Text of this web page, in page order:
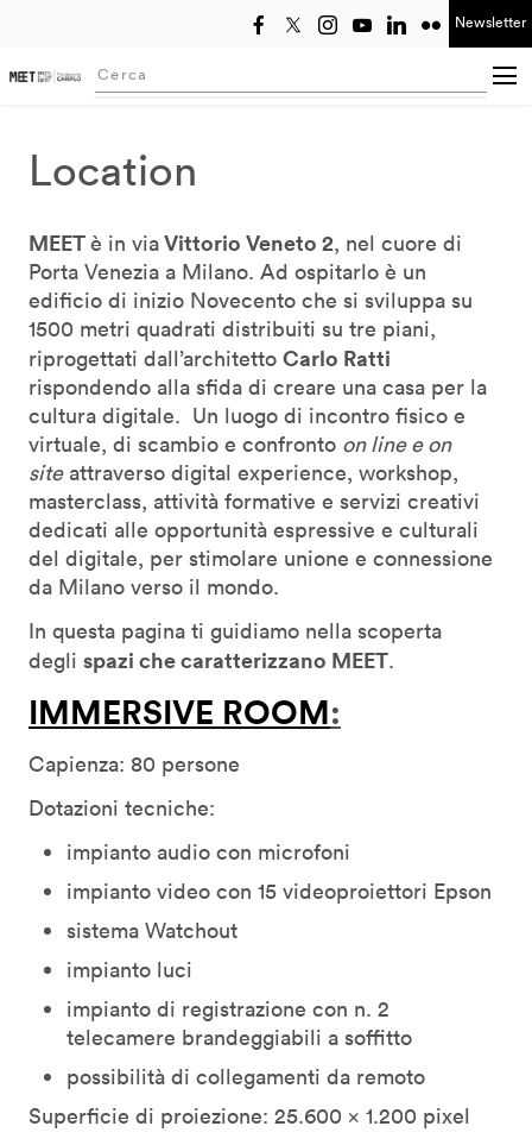
Newsletter
Searching...
Location
MEETè in viaVittorio Veneto 2, nel cuore di
Porta Venezia a Milano. Ad ospitarlo è un
edificio di inizio Novecento che si sviluppa su
1500 metri quadrati distribuiti su tre piani,
riprogettati dall’architetto Carlo Ratti
rispondendo alla sfida di creare una casa per la
cultura digitale. Un luogo di incontro fisico e
virtuale, di scambio e confronto on line e on
siteattraverso digital experience, workshop,
masterclass, attività formative e servizi creativi
dedicati alle opportunità espressive e culturali
del digitale, per stimolare unione e connessione
da Milano verso il mondo.
In questa pagina ti guidiamo nella scoperta
degli spazi che caratterizzano MEET.
IMMERSIVE ROOM:
Capienza: 80 persone
Dotazioni tecniche:
impianto audio con microfoni
impianto video con 15 videoproiettori Epson
sistema Watchout
impianto luci
impianto di registrazione con n. 2
telecamere brandeggiabili a soffitto
possibilità di collegamenti da remoto
Superficie di proiezione: 25.600 x 1.200 pixel